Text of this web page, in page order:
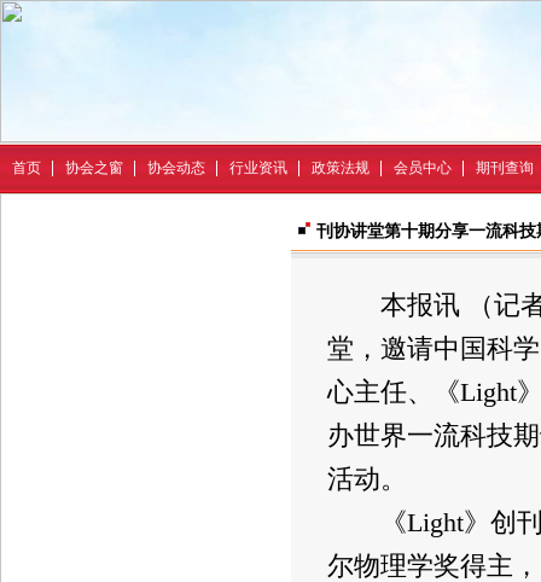
首页 协会之窗 协会动态 行业资讯 政策法规 会员中心 期刊查询
刊协讲堂第十期分享一流科
本报讯 （记者
堂，邀请中国科
心主任、《Light
办世界一流科技
活动。
《Light》创刊
尔物理学奖得主